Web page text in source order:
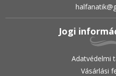
Jogi
Adatvédelmi
Vásárlási